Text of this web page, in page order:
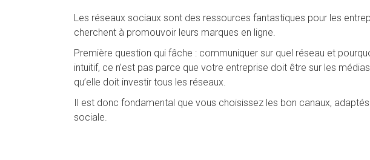
Les réseaux sociaux sont des ressources fantastiques pour les
cherchent à promouvoir leurs marques en ligne.
Première question qui fâche : communiquer sur quel réseau et
intuitif, ce n’est pas parce que votre entreprise doit être sur les
qu’elle doit investir tous les réseaux.
Il est donc fondamental que vous choisissez les bon canaux,
sociale.